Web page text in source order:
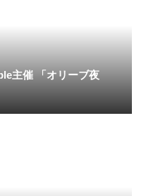
主催 「オリーブ夜